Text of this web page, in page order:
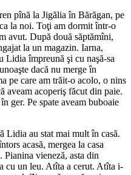
pînă la Jigălia în Bărăgan, pe
la noi. Toţi am dormit într-o
avut. După două săptămîni,
la un magazin. Iarna,
Lidia împreună şi cu naşă-sa
dacă nu merge în
pe care am trăit-o acolo, o nins
aveam acoperiş făcut din paie.
ger. Pe spate aveam buboaie
Lidia au stat mai mult în casă.
acasă, mergea la casa
vieneză, asta din
cu un leu. Atîta a cerut. Atîta i-